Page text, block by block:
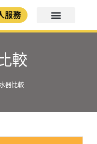
服務
較
器比較